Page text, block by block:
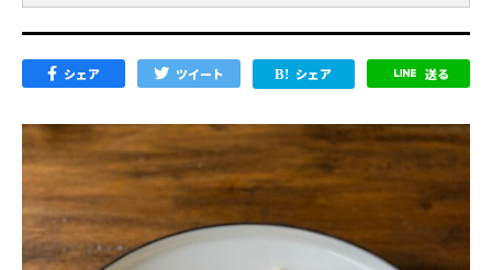
シェア ツイート シェア 送る